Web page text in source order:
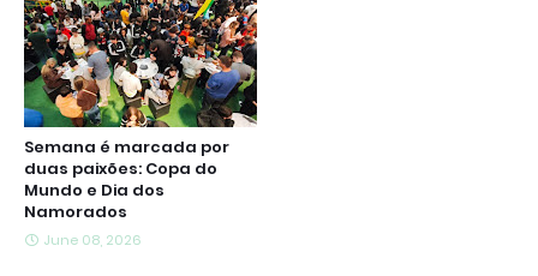
Semana é marcada por
duas paixões: Copa do
Mundo e Dia dos
Namorados
June 08, 2026